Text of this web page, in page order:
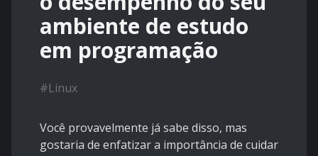
ambiente de estudo
em programação
#Linux
Você provavelmente já sabe disso, mas
gostaria de enfatizar a importância de cuidar